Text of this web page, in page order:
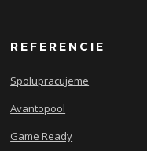
REFERENCIE
Spolupracujeme
Avantopool
Game Ready